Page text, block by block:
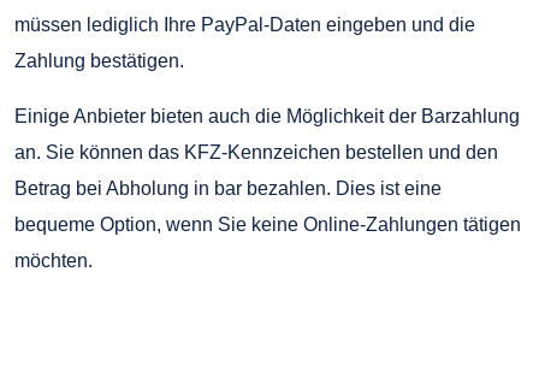
müssen lediglich Ihre PayPal-Daten eingeben und die
Zahlung bestätigen.
Einige Anbieter bieten auch die Möglichkeit der Barzahlung
an. Sie können das KFZ-Kennzeichen bestellen und den
Betrag bei Abholung in bar bezahlen. Dies ist eine
bequeme Option, wenn Sie keine Online-Zahlungen tätigen
möchten.